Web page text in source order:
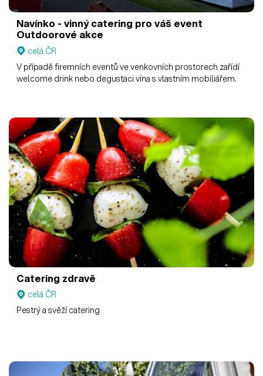
Navínko - vinný catering pro váš event
Outdoorové akce
celá ČR
V případě firemních eventů ve venkovních prostorech zařídí
welcome drink nebo degustaci vína s vlastním mobiliářem.
Catering zdravě
celá ČR
Pestrý a svěží catering